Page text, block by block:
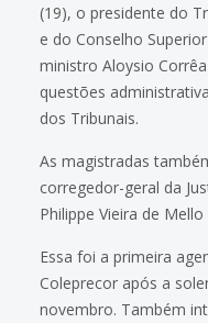
(19), o presidente do
e do Conselho
ministro Aloysio
questões
dos Tribunais.
As magistradas
corregedor-geral da
Philippe Vieira de Mello
Essa foi a primeira
Coleprecor após a
novembro. Também